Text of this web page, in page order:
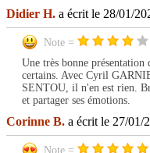
Didier H. a écrit le 28/01/
Note =
Une très bonne
certains. Avec Cyril
SENTOU, il n'en est rien.
et partager ses émotions.
Corinne B. a écrit le 27/01/
Note =